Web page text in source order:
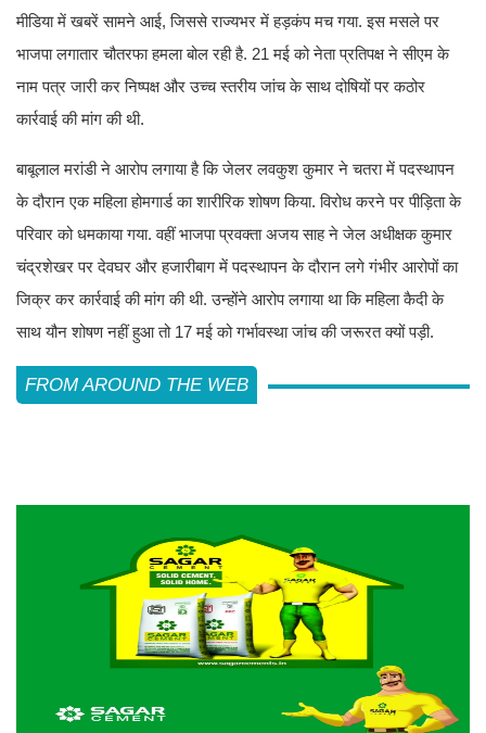
मीडिया में खबरें सामने आई, जिससे राज्यभर में हड़कंप मच गया. इस मसले पर
भाजपा लगातार चौतरफा हमला बोल रही है. 21 मई को नेता प्रतिपक्ष ने सीएम के
नाम पत्र जारी कर निष्पक्ष और उच्च स्तरीय जांच के साथ दोषियों पर कठोर
कार्रवाई की मांग की थी.
बाबूलाल मरांडी ने आरोप लगाया है कि जेलर लवकुश कुमार ने चतरा में पदस्थापन
के दौरान एक महिला होमगार्ड का शारीरिक शोषण किया. विरोध करने पर पीड़िता के
परिवार को धमकाया गया. वहीं भाजपा प्रवक्ता अजय साह ने जेल अधीक्षक कुमार
चंद्रशेखर पर देवघर और हजारीबाग में पदस्थापन के दौरान लगे गंभीर आरोपों का
जिक्र कर कार्रवाई की मांग की थी. उन्होंने आरोप लगाया था कि महिला कैदी के
साथ यौन शोषण नहीं हुआ तो 17 मई को गर्भावस्था जांच की जरूरत क्यों पड़ी.
FROM AROUND THE WEB